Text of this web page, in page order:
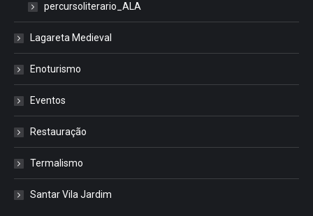
percursoliterario_ALA
Lagareta Medieval
Enoturismo
Eventos
Restauração
Termalismo
Santar Vila Jardim